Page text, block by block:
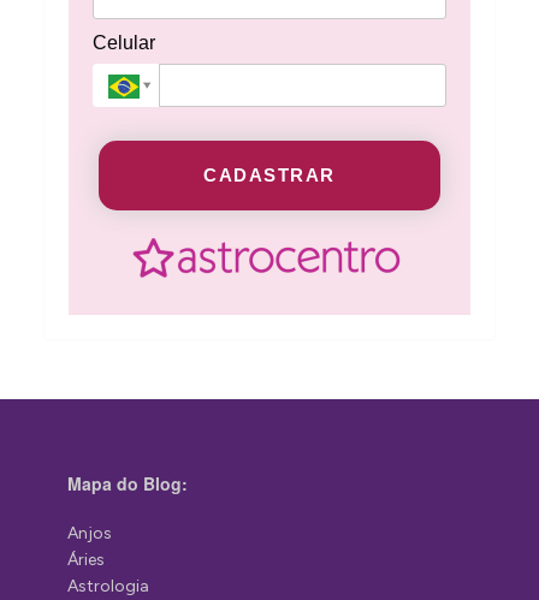
Celular
CADASTRAR
Mapa do Blog:
Anjos
Áries
Astrologia